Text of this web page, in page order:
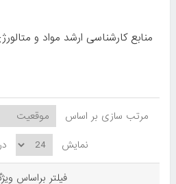
منابع کارشناسی ارشد مواد و
مرتب سازی بر اساس
نمایش
فیلتر براساس